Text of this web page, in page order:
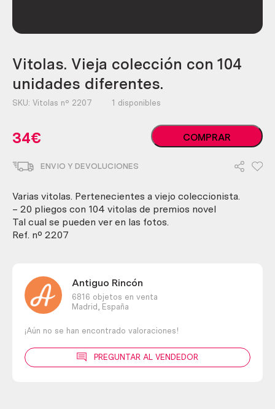
Vitolas. Vieja colección con 104
unidades diferentes.
SKU: Vitolas nº 2207 1 disponibles
34€
Vitolas.
Vieja
unidades
diferentes.
cantidad
COMPRAR
ENVIO Y DEVOLUCIONES
Varias vitolas. Pertenecientes a viejo coleccionista.
– 20 pliegos con 104 vitolas de premios novel
Tal cual se pueden ver en las fotos.
Ref. nº 2207
Antiguo Rincón
6816 objetos en venta
Madrid,
España
¡Aún no se han encontrado valoraciones!
PREGUNTAR AL VENDEDOR